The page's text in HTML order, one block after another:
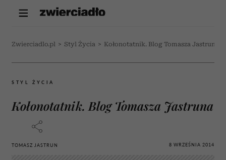
Zwierciadlo.pl > Styl Życia > Kołonotatnik. Blog Tomasza Jastruna
STYL ŻYCIA
Kołonotatnik. Blog Tomasza Jastruna
TOMASZ JASTRUN 8 WRZEŚNIA 2014